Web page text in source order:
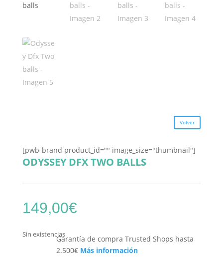
Volver
[pwb-brand product_id="" image_size="thumbnail"]
ODYSSEY DFX TWO BALLS
149,00€
Sin existenciasGarantía de compra Trusted Shops hasta
2.500€ Más información